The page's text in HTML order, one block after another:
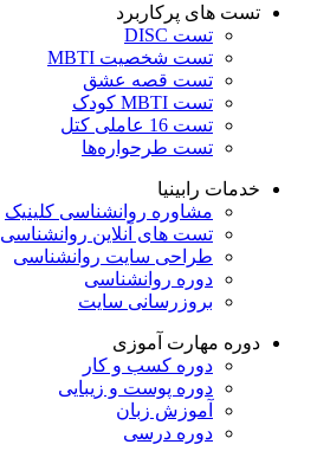
تست های پرکاربرد
تست DISC
تست شخصیت MBTI
تست قصه عشق
تست MBTI کودک
تست 16 عاملی کتل
تست طرحواره‌ها
خدمات رابینیا
مشاوره روانشناسی کلینیک
تست های آنلاین روانشناسی
طراحی سایت روانشناسی
دوره روانشناسی
بروزرسانی سایت
دوره مهارت آموزی
دوره کسب و کار
دوره پوست و زیبایی
آموزش زبان
دوره درسی